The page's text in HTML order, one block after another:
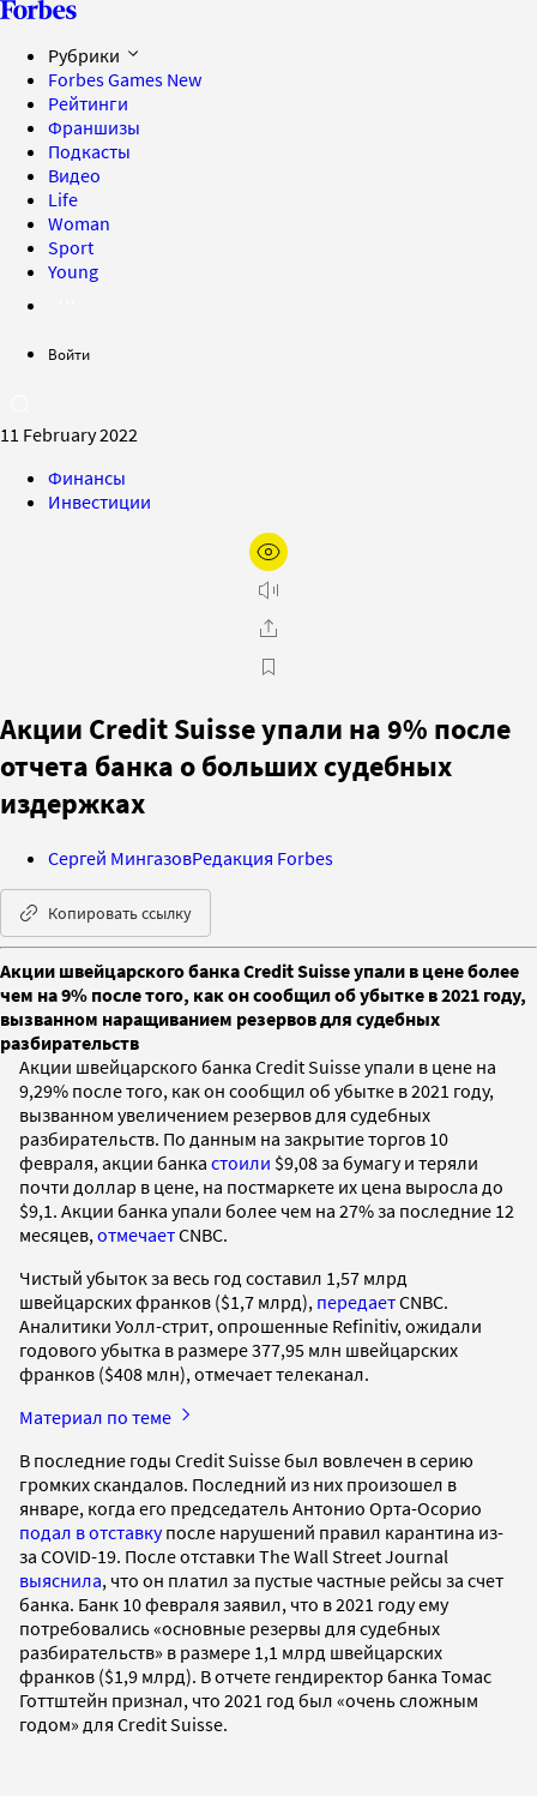
Рубрики
Forbes Games New
Рейтинги
Франшизы
Подкасты
Видео
Life
Woman
Sport
Young
Войти
11 February 2022
Финансы
Инвестиции
Акции Credit Suisse упали на 9% после
отчета банка о больших судебных
издержках
Сергей МингазовРедакция Forbes
Копировать ссылку
Акции швейцарского банка Credit Suisse упали в цене более
чем на 9% после того, как он сообщил об убытке в 2021 году,
вызванном наращиванием резервов для судебных
разбирательств
Акции швейцарского банка Credit Suisse упали в цене на
9,29% после того, как он сообщил об убытке в 2021 году,
вызванном увеличением резервов для судебных
разбирательств. По данным на закрытие торгов 10
февраля, акции банка стоили $9,08 за бумагу и теряли
почти доллар в цене, на постмаркете их цена выросла до
$9,1. Акции банка упали более чем на 27% за последние 12
месяцев, отмечаетCNBC.
Чистый убыток за весь год составил 1,57 млрд
швейцарских франков ($1,7 млрд), передаетCNBC.
Аналитики Уолл-стрит, опрошенные Refinitiv, ожидали
годового убытка в размере 377,95 млн швейцарских
франков ($408 млн), отмечает телеканал.
Материал по теме
В последние годы Credit Suisse был вовлечен в серию
громких скандалов. Последний из них произошел в
январе, когда его председатель Антонио Орта-Осорио
подал в отставкупосле нарушений правил карантина из-
за COVID-19. После отставки The Wall Street Journal
выяснила, что он платил за пустые частные рейсы за счет
банка. Банк 10 февраля заявил, что в 2021 году ему
потребовались «основные резервы для судебных
разбирательств» в размере 1,1 млрд швейцарских
франков ($1,9 млрд). В отчете гендиректор банка Томас
Готтштейн признал, что 2021 год был «очень сложным
годом» для Credit Suisse.